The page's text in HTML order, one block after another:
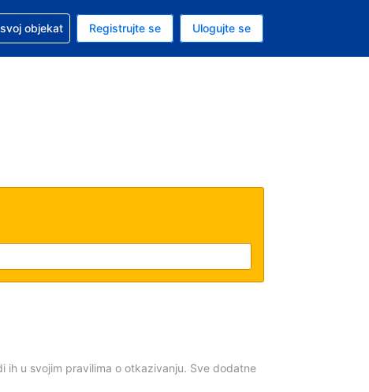
je dinar
jezik je Srpskom
u vezi sa rezervacijom
objekat Registrujte se Ulogujte se
u svojim pravilima o otkazivanju. Sve dodatne